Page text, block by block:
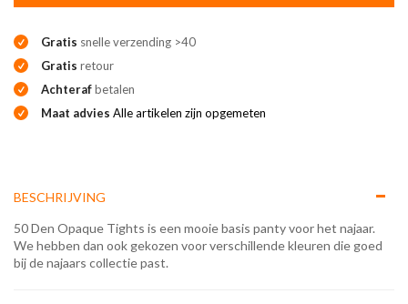
Gratis snelle verzending >40
Gratis retour
Achterafbetalen
Maat advies Alle artikelen zijn opgemeten
BESCHRIJVING
50 Den Opaque Tights is een mooie basis panty voor het najaar.
We hebben dan ook gekozen voor verschillende kleuren die goed
bij de najaars collectie past.